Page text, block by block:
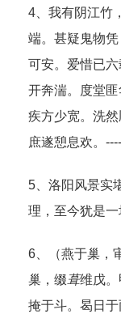
4、我有阴江竹
端。甚疑鬼物
可安。爱惜已
开奔湍。度堂
疾方少宽。洗
庶遂憩息欢。
5、洛阳风景实
理，至今犹是一
6、（燕于巢，
巢，缀葺维戊
掩于斗。曷日